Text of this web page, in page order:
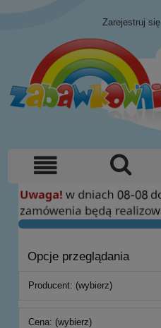
Zarejestruj się
Opcje przeglądania
Producent: (wybierz)
Cena: (wybierz)